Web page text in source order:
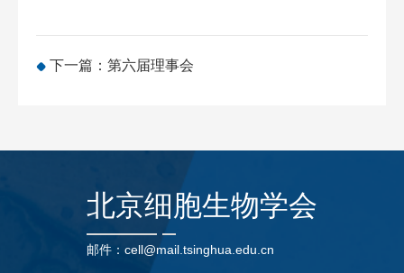
下一篇：第六届理事会
北京细胞生物学会
邮件：cell@mail.tsinghua.edu.cn